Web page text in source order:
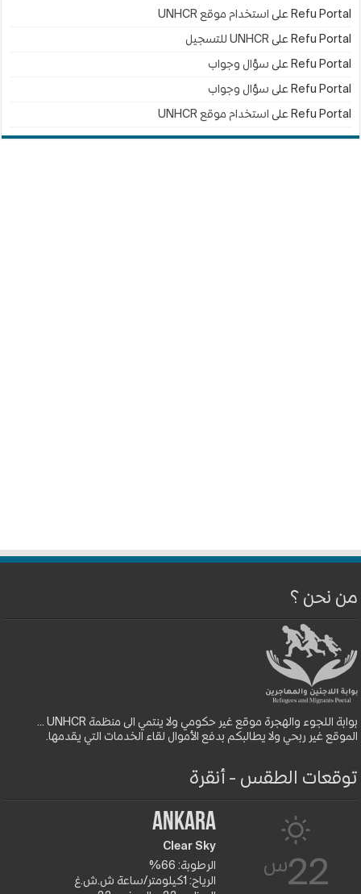
Refu Portal على استخدام موقع UNHCR
Refu Portal على UNHCR للتسجيل
Refu Portal على سؤال وجواب
Refu Portal على سؤال وجواب
Refu Portal على استخدام موقع UNHCR
من نحن ؟
بوابة اللجوء والهجرة موقع غير حكومي ولا ينتمي الى منظمة UNHCR ...
الموقع غير ربحي ولا يطالبكم بدفع الأموال لقاء الخدمات التي يقدمها.
توقعات الطقس - أنقرة
22س
Ankara
Clear Sky
الرطوبة: 66%
الرياح: 1كيلومتر/ساعة ش.ش.غ